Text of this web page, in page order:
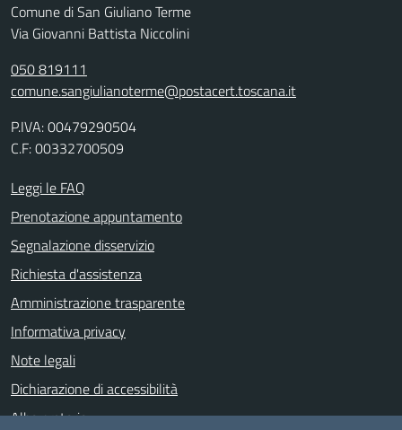
Comune di San Giuliano Terme
Via Giovanni Battista Niccolini
050 819111
comune.sangiulianoterme@postacert.toscana.it
P.IVA: 00479290504
C.F: 00332700509
Leggi le FAQ
Prenotazione appuntamento
Segnalazione disservizio
Richiesta d'assistenza
Amministrazione trasparente
Informativa privacy
Note legali
Dichiarazione di accessibilità
Albo pretorio